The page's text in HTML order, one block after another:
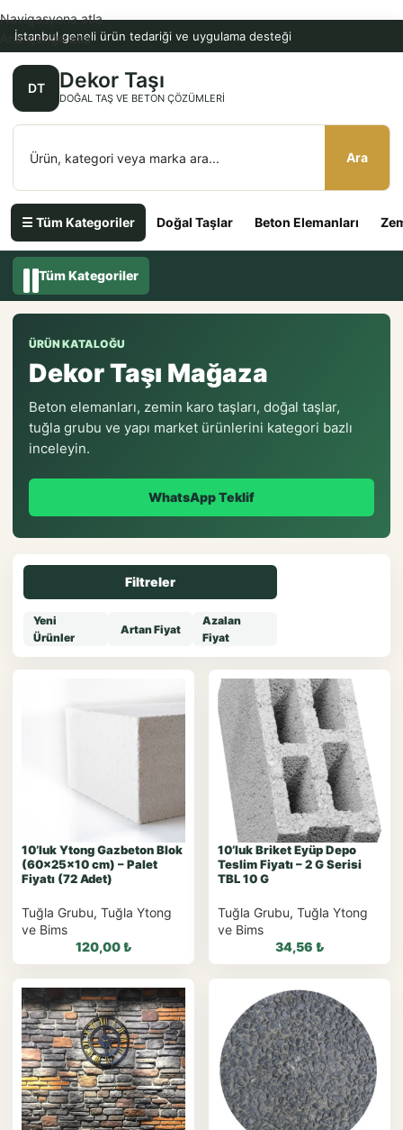
İstanbul geneli ürün tedariği ve uygulama desteği
DT Dekor Taşı
DOĞAL TAŞ VE BETON ÇÖZÜMLERI
Ara
☰ Tüm Kategoriler Doğal Taşlar Beton Elemanları
Navigasyona atla
Ana içeriğe atla
Tüm Kategoriler
ÜRÜN KATALOĞU
Dekor Taşı Mağaza
Beton elemanları, zemin karo taşları, doğal taşlar,
tuğla grubu ve yapı market ürünlerini kategori bazlı
inceleyin.
WhatsApp Teklif
Filtreler
Yeni
Ürünler
Artan Fiyat
Azalan
Fiyat
10’luk Ytong Gazbeton Blok
(60x25x10 cm) – Palet
Fiyatı (72 Adet)
Tuğla Grubu, Tuğla Ytong
ve Bims
120,00₺
WhatsApp ile
Sipariş
WhatsApp Teklif Al
10’luk Briket Eyüp Depo
Teslim Fiyatı – 2 G Serisi
TBL 10 G
Tuğla Grubu, Tuğla Ytong
ve Bims
34,56 ₺
WhatsApp ile
Sipariş
WhatsApp Teklif Al